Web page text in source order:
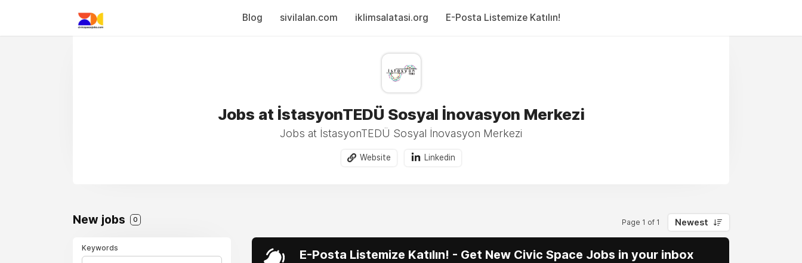
Blog sivilalan.com iklimsalatasi.org E-Posta Listemize Katılın!
Jobs at İstasyonTEDÜ Sosyal İnovasyon Merkezi
Jobs at İstasyonTEDÜ Sosyal İnovasyon Merkezi
Website Linkedin
New jobs 0 Page 1 of 1 Newest
Keywords E-Posta Listemize Katılın! - Get New Civic Space Jobs in your inbox